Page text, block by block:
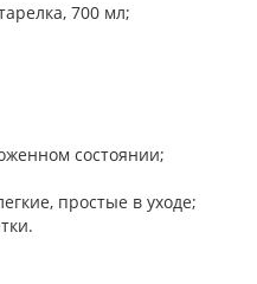
700 мл;
состоянии;
простые в уходе;